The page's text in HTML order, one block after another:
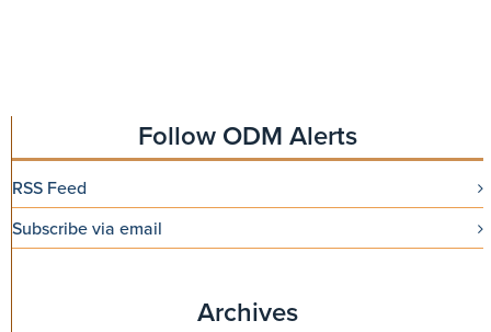
Follow ODM Alerts
RSS Feed
Subscribe via email
Archives